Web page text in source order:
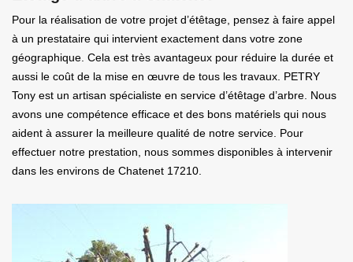
Pour la réalisation de votre projet d’étêtage, pensez à faire appel
à un prestataire qui intervient exactement dans votre zone
géographique. Cela est très avantageux pour réduire la durée et
aussi le coût de la mise en œuvre de tous les travaux. PETRY
Tony est un artisan spécialiste en service d’étêtage d’arbre. Nous
avons une compétence efficace et des bons matériels qui nous
aident à assurer la meilleure qualité de notre service. Pour
effectuer notre prestation, nous sommes disponibles à intervenir
dans les environs de Chatenet 17210.